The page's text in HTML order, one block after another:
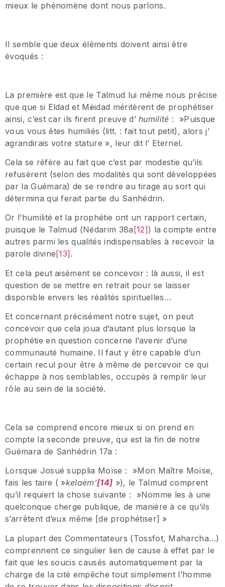
mieux le phénomène dont nous parlons.
Il semble que deux éléments doivent ainsi être
évoqués :
La première est que le Talmud lui même nous précise
que que si Eldad et Mëidad méritèrent de prophétiser
ainsi, c’est car ils firent preuve d’humilité : »Puisque
vous vous êtes humiliés (litt. : fait tout petit), alors j’
agrandirais votre stature », leur dit l’ Eternel.
Cela se réfère au fait que c’est par modestie qu’ils
refusèrent (selon des modalités qui sont développées
par la Guémara) de se rendre au tirage au sort qui
détermina qui ferait partie du Sanhédrin.
Or l’humilité et la prophétie ont un rapport certain,
puisque le Talmud (Nédarim 38a [12] ) la compte entre
autres parmi les qualités indispensables à recevoir la
parole divine [13] .
Et cela peut aisément se concevoir : là aussi, il est
question de se mettre en retrait pour se laisser
disponible envers les réalités spirituelles…
Et concernant précisément notre sujet, on peut
concevoir que cela joua d’autant plus lorsque la
prophétie en question concerne l’avenir d’une
communauté humaine. Il faut y être capable d’un
certain recul pour être à même de percevoir ce qui
échappe à nos semblables, occupés à remplir leur
rôle au sein de la société.
Cela se comprend encore mieux si on prend en
compte la seconde preuve, qui est la fin de notre
Guémara de Sanhédrin 17a :
Lorsque Josué supplia Moïse : »Mon Maître Moïse,
fais les taire ( »kelaëm’[14] »), le Talmud comprent
qu’il requiert la chose suivante : »Nomme les à une
quelconque cherge publique, de manière à ce qu’ils
s’arrêtent d’eux même [de prophétiser] »
La plupart des Commentateurs (Tossfot, Maharcha…)
comprennent ce singulier lien de cause à effet par le
fait que les soucis causés automatiquement par la
charge de la cité empêche tout simplement l’homme